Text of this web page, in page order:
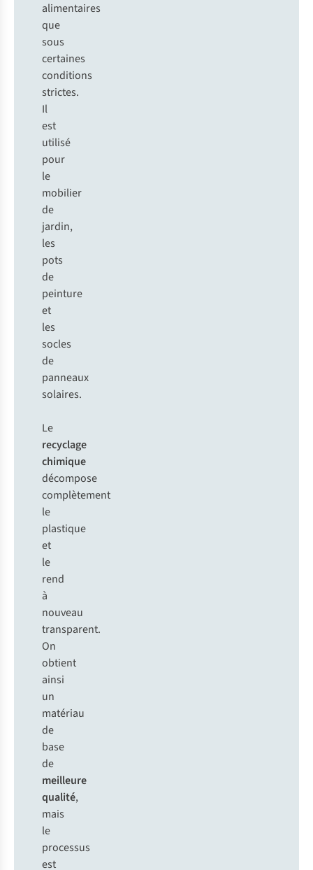
alimentaires
que
sous
certaines
conditions
strictes.
Il
est
utilisé
pour
le
mobilier
de
jardin,
les
pots
de
peinture
et
les
socles
de
panneaux
solaires.
Le
recyclage
chimique
décompose
complètement
le
plastique
et
le
rend
à
nouveau
transparent.
On
obtient
ainsi
un
matériau
de
base
de
meilleure
qualité,
mais
le
processus
est